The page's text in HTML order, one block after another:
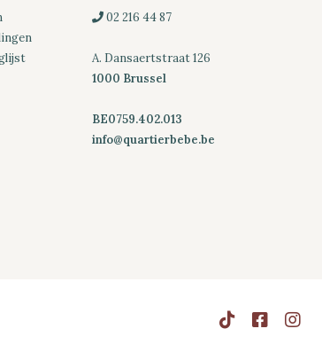
02 216 44 87
A. Dansaertstraat 126
1000 Brussel
BE0759.402.013
info@quartierbebe.be